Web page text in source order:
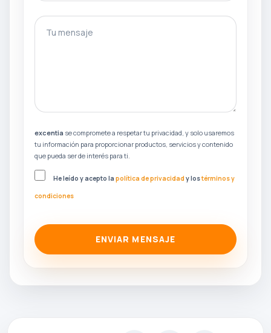
gotcha
Tu mensaje
excentia se compromete a respetar tu privacidad, y solo usaremos
tu información para proporcionar productos, servicios y contenido
que pueda ser de interés para ti.
He leído y acepto la política de privacidad y lostérminos y
condiciones
ENVIAR MENSAJE